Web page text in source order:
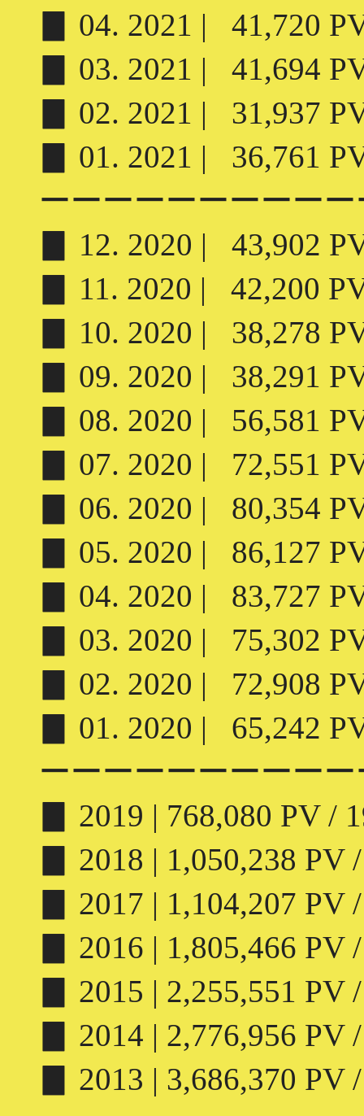
▊ 04. 2021 | 41,720
▊ 03. 2021 | 41,694
▊ 02. 2021 | 31,937
▊ 01. 2021 | 36,761
ーーーーーーーーー
▊ 12. 2020 | 43,902
▊ 11. 2020 | 42,200
▊ 10. 2020 | 38,278
▊ 09. 2020 | 38,291
▊ 08. 2020 | 56,581
▊ 07. 2020 | 72,551
▊ 06. 2020 | 80,354
▊ 05. 2020 | 86,127
▊ 04. 2020 | 83,727
▊ 03. 2020 | 75,302
▊ 02. 2020 | 72,908
▊ 01. 2020 | 65,242
ーーーーーーーーー
▊ 2019 | 768,080 PV /
▊ 2018 | 1,050,238 PV
▊ 2017 | 1,104,207 PV
▊ 2016 | 1,805,466 PV
▊ 2015 | 2,255,551 PV
▊ 2014 | 2,776,956 PV
▊ 2013 | 3,686,370 PV